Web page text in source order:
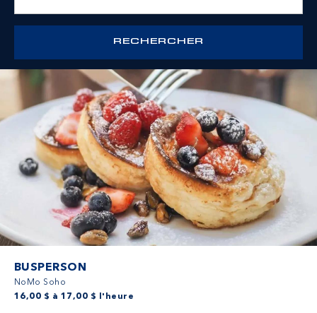
BUSPERSON
NoMo Soho
16,00 $ à 17,00 $ l'heure